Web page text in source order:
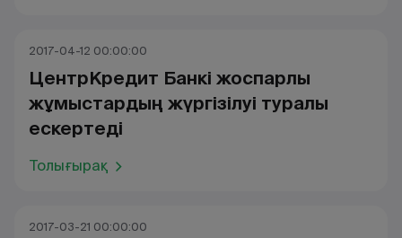
2017-04-12 00:00:00
ЦентрКредит Банкі жоспарлы
жұмыстардың жүргізілуі туралы
ескертеді
Толығырақ
2017-03-21 00:00:00